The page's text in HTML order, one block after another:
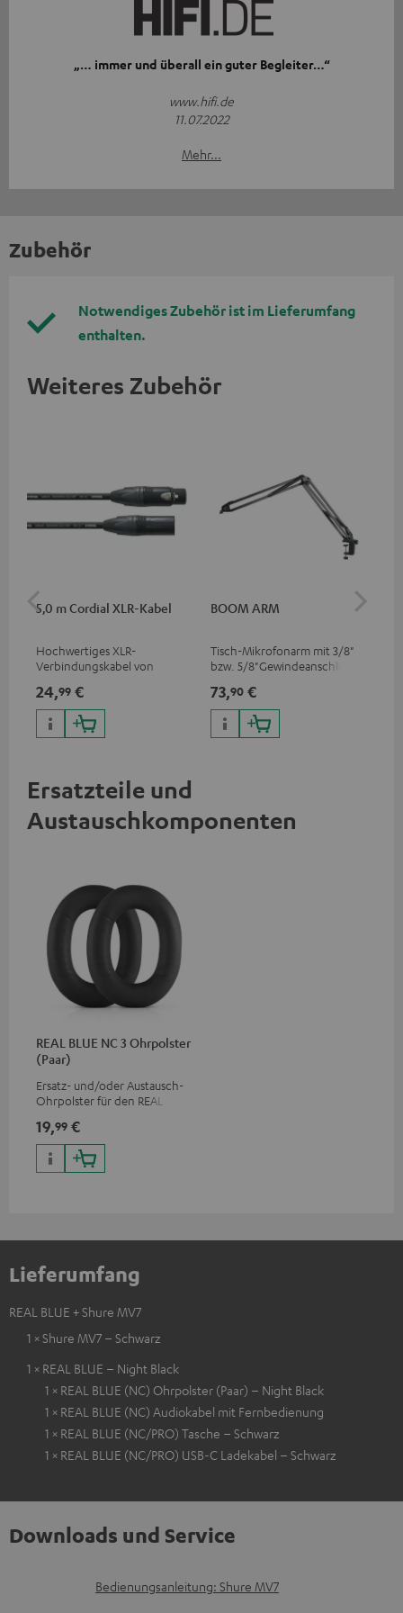
„… immer und überall ein guter Begleiter…“
www.hifi.de
11.07.2022
Mehr...
Zubehör
Notwendiges Zubehör ist im Lieferumfang
enthalten.
Weiteres Zubehör
5,0 m Cordial XLR-Kabel
Hochwertiges XLR-
Verbindungskabel von
24,99 €
BOOM ARM
Tisch-Mikrofonarm mit 3/8"
bzw. 5/8"Gewindeanschluss
MV7) zur optimalen
Positionierung und damit
einer bestmöglichen
Übertragung
73,90 €
Ersatzteile und
Austauschkomponenten
REAL BLUE NC 3 Ohrpolster
(Paar)
Ersatz- und/oder Austausch-
Ohrpolster für den REAL BLUE
19,99 €
Lieferumfang
REAL BLUE + Shure MV7
1 × Shure MV7 – Schwarz
1 × REAL BLUE – Night Black
1 × REAL BLUE (NC) Ohrpolster (Paar) – Night Black
1 × REAL BLUE (NC) Audiokabel mit Fernbedienung
1 × REAL BLUE (NC/PRO) Tasche – Schwarz
1 × REAL BLUE (NC/PRO) USB-C Ladekabel – Schwarz
Downloads und Service
D
Bedienungsanleitung: Shure MV7